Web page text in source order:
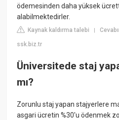
ödemesinden daha yüksek
alabilmektedirler.
Kaynak kaldırma talebi |
ssk.biz.tr
Üniversitede staj
mı?
Zorunlu staj yapan stajyerlere
asgari ücretin %30'u ödenmek